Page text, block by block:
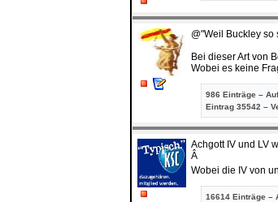
@"Weil Buckley
Bei dieser Art von
Wobei es keine
986 Einträge –
Eintrag 35542 –
Achgott IV und LV
Â
Wobei die IV von
16614 Einträge –